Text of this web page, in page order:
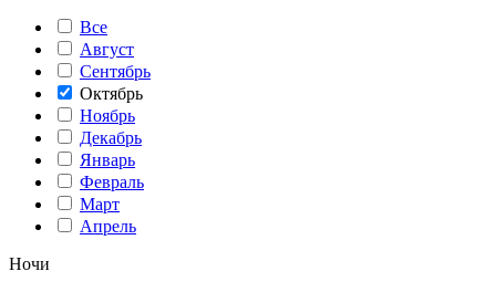
Все
Август
Сентябрь
Октябрь
Ноябрь
Декабрь
Январь
Февраль
Март
Апрель
Ночи